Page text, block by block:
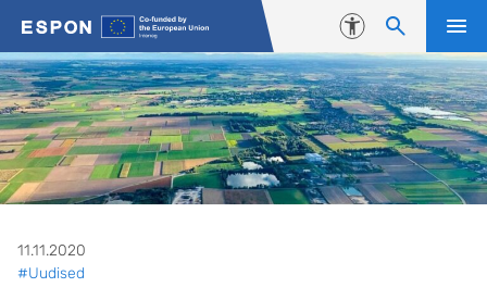
Liigu edasi põhisisu juurde
Juurdepääsetavus
11.11.2020
#Uudised